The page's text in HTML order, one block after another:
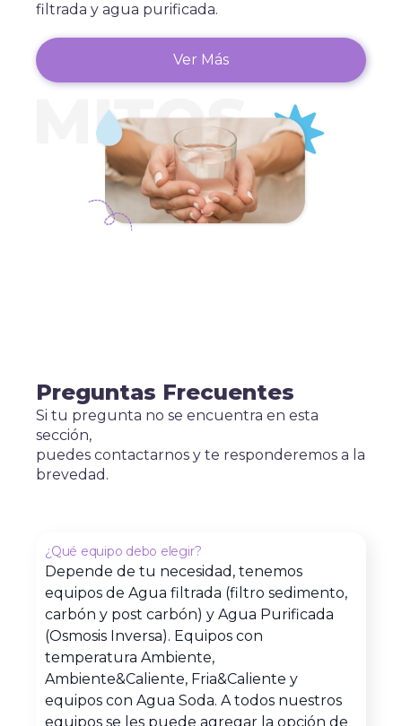
filtrada y agua purificada.
Ver Más
Preguntas Frecuentes
Si tu pregunta no se encuentra en esta
sección,
puedes contactarnos y te responderemos a la
brevedad.
¿Qué equipo debo elegir?
Depende de tu necesidad, tenemos
equipos de Agua filtrada (filtro sedimento,
carbón y post carbón) y Agua Purificada
(Osmosis Inversa). Equipos con
temperatura Ambiente,
Ambiente&Caliente, Fria&Caliente y
equipos con Agua Soda. A todos nuestros
equipos se les puede agregar la opción de